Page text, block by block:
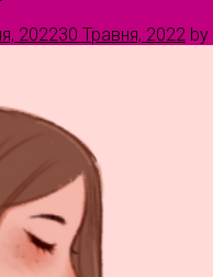
202230 Травня, 2022 by